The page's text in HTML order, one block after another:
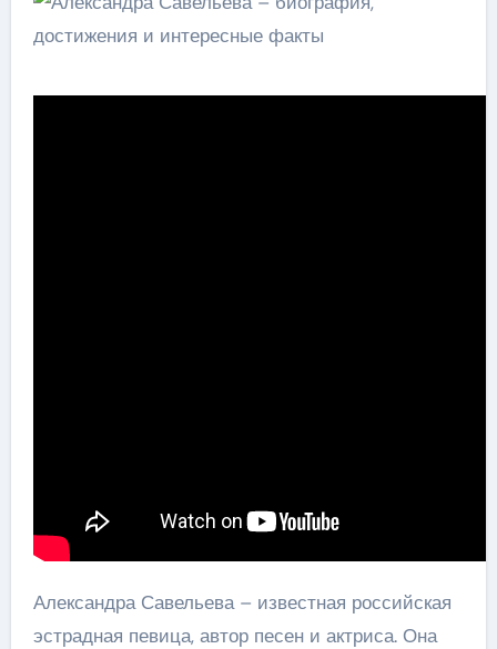
Александра Савельева – известная российская
эстрадная певица, автор песен и актриса. Она